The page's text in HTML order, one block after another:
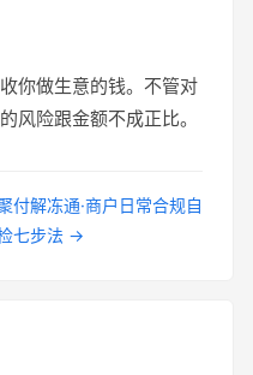
你做生意的钱。不管对
风险跟金额不成正比。
付解冻通·商户日常合规自
七步法 →